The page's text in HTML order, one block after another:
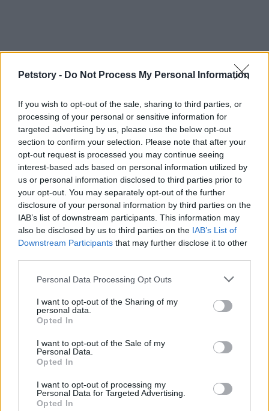
Petstory - Do Not Process My Personal Information
If you wish to opt-out of the sale, sharing to third parties, or
processing of your personal or sensitive information for
targeted advertising by us, please use the below opt-out
section to confirm your selection. Please note that after your
opt-out request is processed you may continue seeing
interest-based ads based on personal information utilized by
us or personal information disclosed to third parties prior to
your opt-out. You may separately opt-out of the further
disclosure of your personal information by third parties on the
IAB’s list of downstream participants. This information may
also be disclosed by us to third parties on the IAB’s List of
Downstream Participants that may further disclose it to other
Please note that this website/app uses one or more Google
not limited to your visit or usage behaviour. You may click to
grant or deny consent to Google and its third-party tags to
use your data for below specified purposes in below Google
consent section.
Personal Data Processing Opt Outs
I want to opt-out of the Sharing of my
personal data.
Opted In
I want to opt-out of the Sale of my
Personal Data.
Opted In
I want to opt-out of processing my
Personal Data for Targeted Advertising.
Opted In
La luna nueva nos brinda la oportunidad de cocrear
un mundo más compasivo. Al integrar la sanación
animal en nuestras prácticas espirituales, no solo
contribuimos a una mayor conciencia colectiva,
sino que también elevamos nuestra propia
vibración. Cada intención cuenta, y al unir nuestros
corazones, podemos generar un impacto real en el
bienestar de todos los seres vivos.
AUTOR
Staff